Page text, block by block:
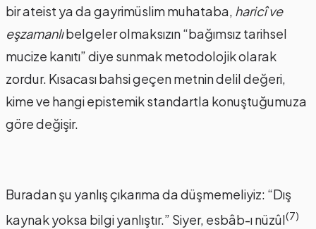
bir ateist ya da gayrimüslim muhataba, haricî ve
eşzamanlıbelgeler olmaksızın “bağımsız tarihsel
mucize kanıtı” diye sunmak metodolojik olarak
zordur. Kısacası bahsi geçen metnin delil değeri,
kime ve hangi epistemik standartla konuştuğumuza
göre değişir.
Buradan şu yanlış çıkarıma da düşmemeliyiz: “Dış
kaynak yoksa bilgi yanlıştır.” Siyer, esbâb-ı nüzûl(7)